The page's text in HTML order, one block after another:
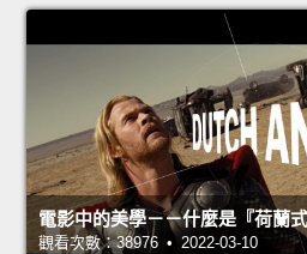
電影中的美學－－什麼是『荷蘭
觀看次數：38976 • 2022-03-10